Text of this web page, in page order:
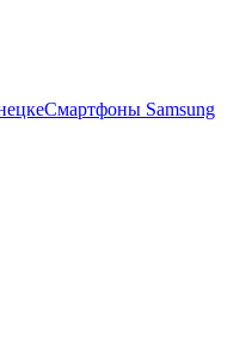
Смартфоны Samsung